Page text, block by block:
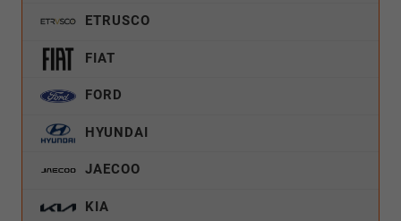
ETRUSCO
FIAT
FORD
HYUNDAI
JAECOO
KIA